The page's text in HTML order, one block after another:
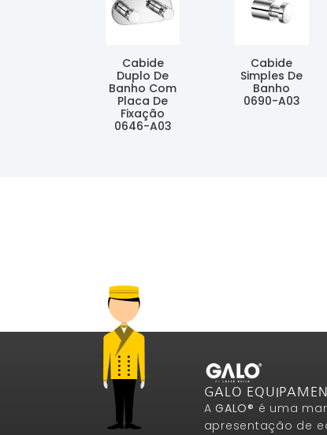
Cabide
Duplo De
Banho Com
Placa De
Fixação
0646-A03
Cabide
Simples De
Banho
0690-A03
GALO
AGALO® é uma
apresentação de